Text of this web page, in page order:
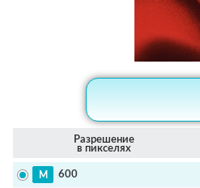
Разрешение
в пикселях
600